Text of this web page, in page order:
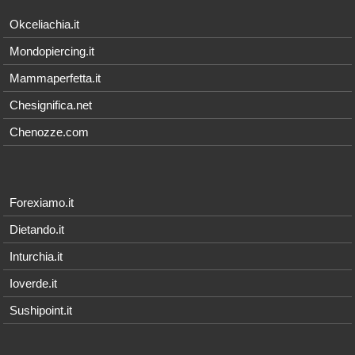
Okceliachia.it
Mondopiercing.it
Mammaperfetta.it
Chesignifica.net
Chenozze.com
Forexiamo.it
Dietando.it
Inturchia.it
Ioverde.it
Sushipoint.it